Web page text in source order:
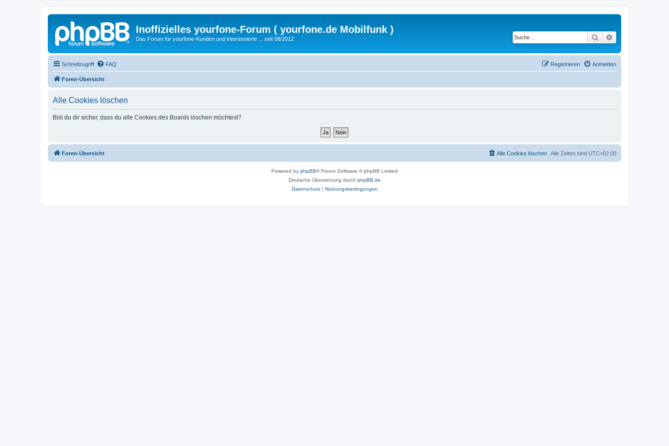
Inoffizielles yourfone-Forum ( yourfone.de Mobilfunk )
Das Forum für yourfone-Kunden und Interessierte ... seit 08/2012 Suche
Schnellzugriff FAQ Anmelden
Registrieren
Foren-Übersicht
Alle Cookies löschen
Bist du dir sicher, dass du alle Cookies des Boards löschen möchtest?
Foren-Übersicht Alle Zeiten sind UTC+02:00
Alle Cookies löschen
Powered by phpBB® Forum Software © phpBB Limited
Deutsche Übersetzung durch phpBB.de
Datenschutz| Nutzungsbedingungen